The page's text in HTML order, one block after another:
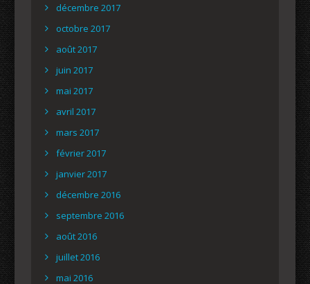
décembre 2017
octobre 2017
août 2017
juin 2017
mai 2017
avril 2017
mars 2017
février 2017
janvier 2017
décembre 2016
septembre 2016
août 2016
juillet 2016
mai 2016